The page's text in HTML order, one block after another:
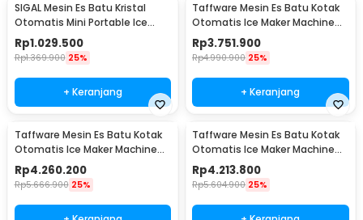
SIGAL Mesin Es Batu Kristal
Otomatis Mini Portable Ice
Maker 12kg 100W - YH-16
Rp1.029.500
Rp1.369.900 25%
+ Keranjang
Taffware Mesin Es Batu Kotak
Otomatis Ice Maker Machine
50kg 200W - HZB-55FAB
Rp3.751.900
Rp4.990.900 25%
+ Keranjang
Taffware Mesin Es Batu Kotak
Otomatis Ice Maker Machine
70kg 220W - HZB-60FAB
Rp4.260.200
Rp5.666.900 25%
Taffware Mesin Es Batu Kotak
Otomatis Ice Maker Machine
80kg 200W - HZB-70FAB
Rp4.213.800
Rp5.604.900 25%